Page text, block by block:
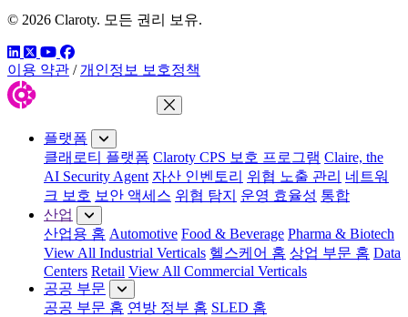
© 2026 Claroty. 모든 권리 보유.
링크드인
트위터유튜브
페이스북
이용 약관 / 개인정보 보호정책
메뉴 닫기
플랫폼
클래로티 플랫폼 Claroty CPS 보호 프로그램 Claire, the
AI Security Agent 자산 인벤토리 위협 노출 관리 네트워
크 보호 보안 액세스 위협 탐지 운영 효율성 통합
산업
산업용 홈 Automotive Food & Beverage Pharma & Biotech
View All Industrial Verticals 헬스케어 홈 상업 부문 홈 Data
Centers Retail View All Commercial Verticals
공공 부문
공공 부문 홈 연방 정부 홈 SLED 홈